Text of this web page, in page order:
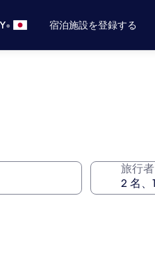
• 宿泊施設を登録する
旅行者